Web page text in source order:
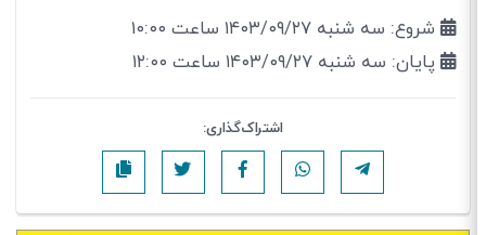
شروع: سه شنبه ۱۴۰۳/۰۹/۲۷ ساعت ۱۰:۰۰
پایان: سه شنبه ۱۴۰۳/۰۹/۲۷ ساعت ۱۲:۰۰
اشتراک‌گذاری: